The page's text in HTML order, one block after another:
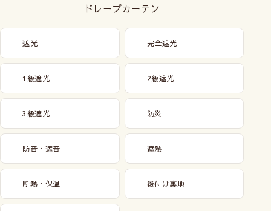
ドレープカーテン
遮光 完全遮光
1級遮光 2級遮光
3級遮光 防炎
防音・遮音 遮熱
断熱・保温 後付け裏地